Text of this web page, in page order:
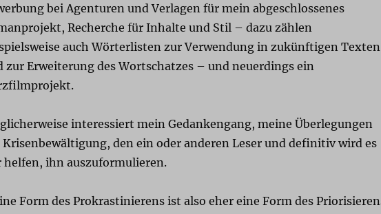
bei Agenturen und Verlagen für mein abgeschlossenes
Recherche für Inhalte und Stil – dazu zählen
auch Wörterlisten zur Verwendung in zukünftigen Texten
zur Erweiterung des Wortschatzes – und neuerdings ein
interessiert mein Gedankengang, meine Überlegungen
Krisenbewältigung, den ein oder anderen Leser und definitiv wird es
helfen, ihn auszuformulieren.
Form des Prokrastinierens ist also eher eine Form des